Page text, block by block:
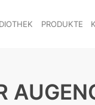
PRODUKTE